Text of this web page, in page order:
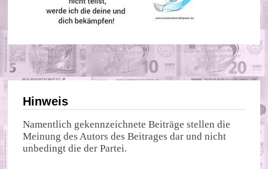
Hinweis
Namentlich gekennzeichnete Beiträge stellen die
Meinung des Autors des Beitrages dar und nicht
unbedingt die der Partei.